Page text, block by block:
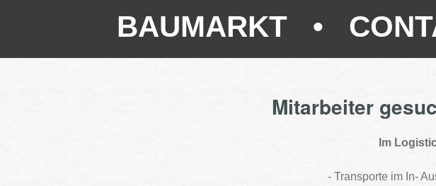
BAUMARKT •
Mitarbeiter
Im
- Transporte im In-